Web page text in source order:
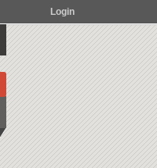
Login